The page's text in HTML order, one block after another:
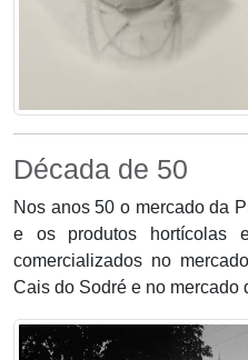
Década de 50
Nos anos 50 o mercado da
e os produtos hortícolas
comercializados no
Cais do Sodré e no mercado